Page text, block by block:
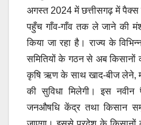
अगस्त 2024 में छत्तीसगढ़ में पैक्स
पहुँच गाँव-गाँव तक ले जाने की
किया जा रहा है। राज्य के
समितियों के गठन से अब किसानों
कृषि ऋण के साथ खाद-बीज लेने,
की सुविधा मिलेगी। इस
जनऔषधि केंद्र तथा किसान